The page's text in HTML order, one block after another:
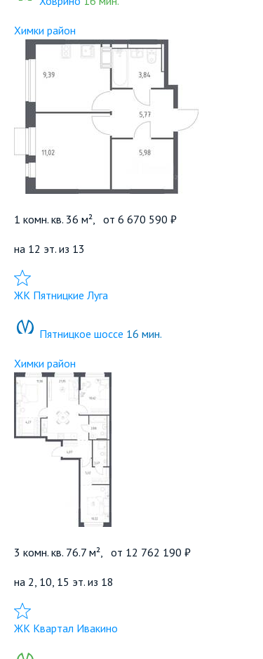
Химки район
1 комн. кв. 36 м², от 6 670 590 ₽
на 12 эт. из 13
Добавить в избранное
ЖК Пятницкие Луга
Пятницкое шоссе 16 мин.
Химки район
3 комн. кв. 76.7 м², от 12 762 190 ₽
на 2, 10, 15 эт. из 18
Добавить в избранное
ЖК Квартал Ивакино